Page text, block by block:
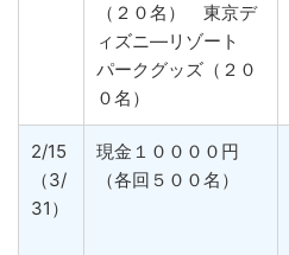
（２０名） 東京デ
ィズニ―リゾート
パークグッズ（２０
０名）
2/15
（3/
31）
現金１００００円
（各回５００名）